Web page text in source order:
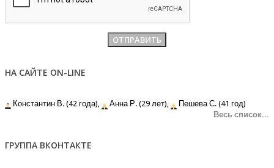
НА САЙТЕ ON-LINE
Константин В. (42 года), Анна Р. (29 лет),
Пешева С. (41 год)
Весь список...
ГРУППА ВКОНТАКТЕ